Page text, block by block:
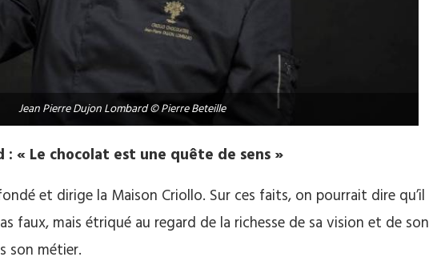
Jean Pierre Dujon Lombard © Pierre Beteille
: « Le chocolat est une quête de sens »
et dirige la Maison Criollo. Sur ces faits, on pourrait dire qu’il
faux, mais étriqué au regard de la richesse de sa vision et de son
son métier.